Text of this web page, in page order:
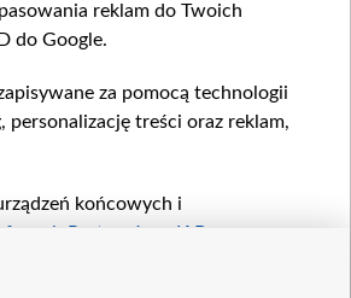
8
(wpłata
reklam do Twoich
do Google.
za pomocą technologii
treści oraz reklam,
końcowych i
Partnerów z IAB
podstawowych reklam,
treści, pomiaru